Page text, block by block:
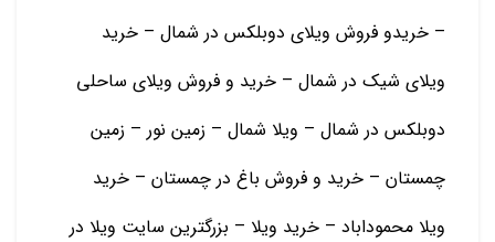
– خریدو فروش ویلای دوبلکس در شمال – خرید
ویلای شیک در شمال – خرید و فروش ویلای ساحلی
دوبلکس در شمال – ویلا شمال – زمین نور – زمین
چمستان – خرید و فروش باغ در چمستان – خرید
ویلا محموداباد – خرید ویلا – بزرگترین سایت ویلا در